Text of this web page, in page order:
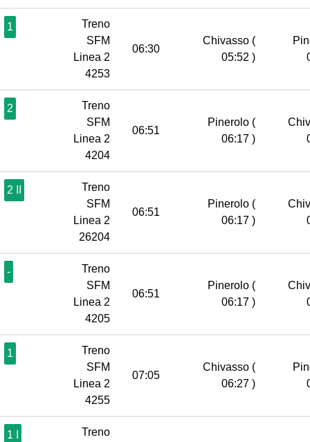
1
Treno
SFM
Linea 2
4253
06:30
Chivasso (
05:52 )
2
Treno
SFM
Linea 2
4204
06:51
Pinerolo (
06:17 )
2 II
Treno
SFM
Linea 2
26204
06:51
Pinerolo (
06:17 )
-
Treno
SFM
Linea 2
4205
06:51
Pinerolo (
06:17 )
1
Treno
SFM
Linea 2
4255
07:05
Chivasso (
06:27 )
1 I
Treno